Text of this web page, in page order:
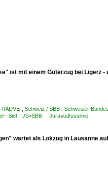
ist mit einem Güterzug bei Ligerz
Schweiz / SBB | Schweizer
– Biel JS>SBB ·Jurasüdfusslinie·
wartet als Lokzug in Lausanne